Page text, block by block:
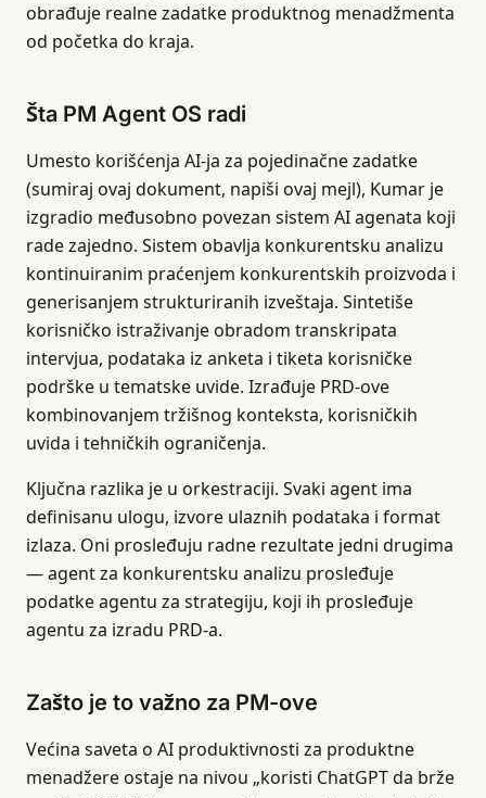
obrađuje realne zadatke produktnog menadžmenta
od početka do kraja.
Šta PM Agent OS radi
Umesto korišćenja AI-ja za pojedinačne zadatke
(sumiraj ovaj dokument, napiši ovaj mejl), Kumar je
izgradio međusobno povezan sistem AI agenata koji
rade zajedno. Sistem obavlja konkurentsku analizu
kontinuiranim praćenjem konkurentskih proizvoda i
generisanjem strukturiranih izveštaja. Sintetiše
korisničko istraživanje obradom transkripata
intervjua, podataka iz anketa i tiketa korisničke
podrške u tematske uvide. Izrađuje PRD-ove
kombinovanjem tržišnog konteksta, korisničkih
uvida i tehničkih ograničenja.
Ključna razlika je u orkestraciji. Svaki agent ima
definisanu ulogu, izvore ulaznih podataka i format
izlaza. Oni prosleđuju radne rezultate jedni drugima
— agent za konkurentsku analizu prosleđuje
podatke agentu za strategiju, koji ih prosleđuje
agentu za izradu PRD-a.
Zašto je to važno za PM-ove
Većina saveta o AI produktivnosti za produktne
menadžere ostaje na nivou „koristi ChatGPT da brže